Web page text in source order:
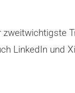
LinkedIn und